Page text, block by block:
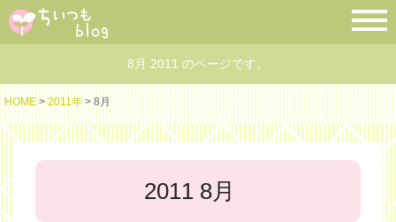
8月 2011 のページです。
HOME > 2011年 > 8月
2011 8月